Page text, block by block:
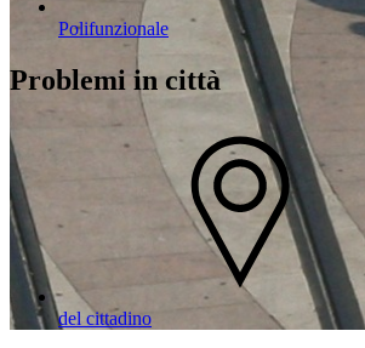
Polifunzionale
Problemi in città
del cittadino